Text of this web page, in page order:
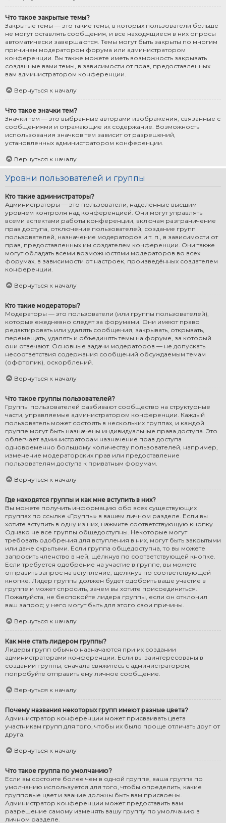
Что такое закрытые темы?
Закрытые темы — это такие темы, в которых пользователи больше
не могут оставлять сообщения, и все находящиеся в них опросы
автоматически завершаются. Темы могут быть закрыты по многим
причинам модератором форума или администратором
конференции. Вы также можете иметь возможность закрывать
созданные вами темы, в зависимости от прав, предоставленных
вам администратором конференции.
Вернуться к началу
Что такое значки тем?
Значки тем — это выбранные авторами изображения, связанные с
сообщениями и отражающие их содержание. Возможность
использования значков тем зависит от разрешений,
установленных администратором конференции.
Вернуться к началу
Уровни пользователей и группы
Кто такие администраторы?
Администраторы — это пользователи, наделённые высшим
уровнем контроля над конференцией. Они могут управлять
всеми аспектами работы конференции, включая разграничение
прав доступа, отключение пользователей, создание групп
пользователей, назначение модераторов и т. п., в зависимости от
прав, предоставленных им создателем конференции. Они также
могут обладать всеми возможностями модераторов во всех
форумах, в зависимости от настроек, произведённых создателем
конференции.
Вернуться к началу
Кто такие модераторы?
Модераторы — это пользователи (или группы пользователей),
которые ежедневно следят за форумами. Они имеют право
редактировать или удалять сообщения, закрывать, открывать,
перемещать, удалять и объединять темы на форуме, за который
они отвечают. Основные задачи модераторов — не допускать
несоответствия содержания сообщений обсуждаемым темам
(оффтопик), оскорблений.
Вернуться к началу
Что такое группы пользователей?
Группы пользователей разбивают сообщество на структурные
части, управляемые администратором конференции. Каждый
пользователь может состоять в нескольких группах, и каждой
группе могут быть назначены индивидуальные права доступа. Это
облегчает администраторам назначение прав доступа
одновременно большому количеству пользователей, например,
изменение модераторских прав или предоставление
пользователям доступа к приватным форумам.
Вернуться к началу
Где находятся группы и как мне вступить в них?
Вы можете получить информацию обо всех существующих
группах по ссылке «Группы» в вашем личном разделе. Если вы
хотите вступить в одну из них, нажмите соответствующую кнопку.
Однако не все группы общедоступны. Некоторые могут
требовать одобрения для вступления в них, могут быть закрытыми
или даже скрытыми. Если группа общедоступна, то вы можете
запросить членство в ней, щёлкнув по соответствующей кнопке.
Если требуется одобрение на участие в группе, вы можете
отправить запрос на вступление, щёлкнув по соответствующей
кнопке. Лидер группы должен будет одобрить ваше участие в
группе и может спросить, зачем вы хотите присоединиться.
Пожалуйста, не беспокойте лидера группы, если он отклонил
ваш запрос; у него могут быть для этого свои причины.
Вернуться к началу
Как мне стать лидером группы?
Лидеры групп обычно назначаются при их создании
администраторами конференции. Если вы заинтересованы в
создании группы, сначала свяжитесь с администратором;
попробуйте отправить ему личное сообщение.
Вернуться к началу
Почему названия некоторых групп имеют разные цвета?
Администратор конференции может присваивать цвета
участникам групп для того, чтобы их было проще отличать друг от
друга.
Вернуться к началу
Что такое группа по умолчанию?
Если вы состоите более чем в одной группе, ваша группа по
умолчанию используется для того, чтобы определить, какие
групповые цвет и звание должны быть вам присвоены.
Администратор конференции может предоставить вам
разрешение самому изменять вашу группу по умолчанию в
личном разделе.